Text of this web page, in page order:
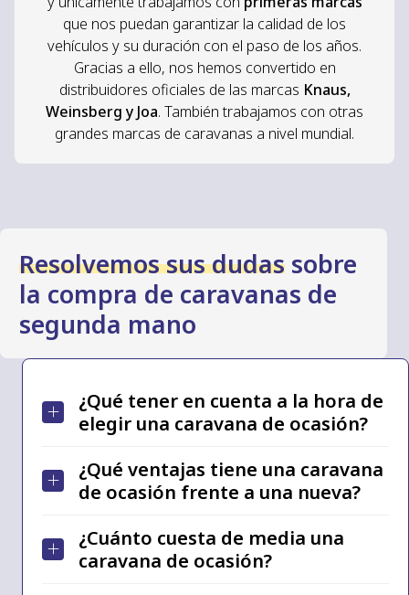
que nos puedan garantizar la calidad de los
vehículos y su duración con el paso de los años.
Gracias a ello, nos hemos convertido en
distribuidores oficiales de las marcas Knaus,
Weinsberg y Joa. También trabajamos con otras
grandes marcas de caravanas a nivel mundial.
Resolvemos sus dudas sobre
la compra de caravanas de
segunda mano
¿Qué tener en cuenta a la hora de
elegir una caravana de ocasión?
¿Qué ventajas tiene una caravana
de ocasión frente a una nueva?
¿Cuánto cuesta de media una
caravana de ocasión?